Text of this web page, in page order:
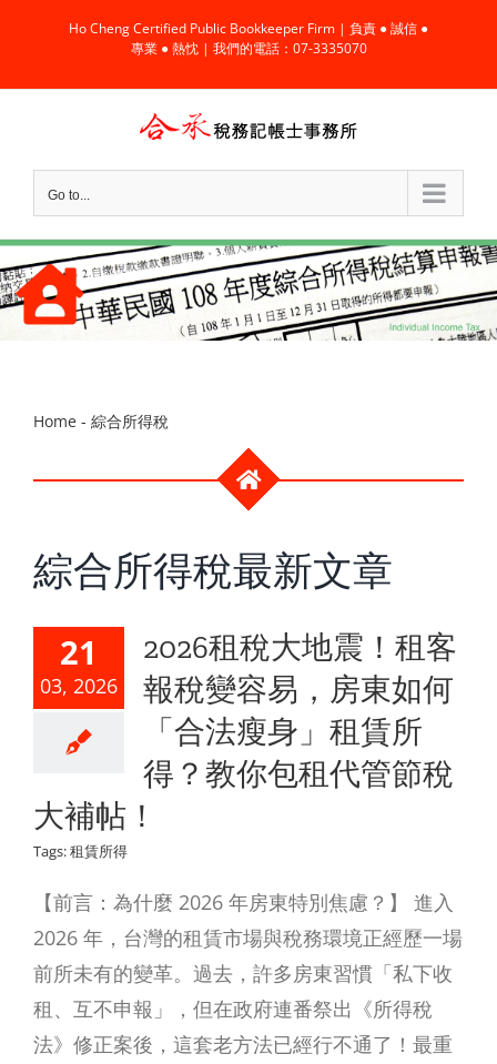
content
Ho Cheng Certified Public Bookkeeper Firm | 負責 ● 誠信 ●
專業 ● 熱忱 | 我們的電話：07-3335070
Go to...
Home- 綜合所得稅
綜合所得稅最新文章
21
03, 2026
2026租稅大地震！租客
報稅變容易，房東如何
「合法瘦身」租賃所
得？教你包租代管節稅
大補帖！
Tags:租賃所得
【前言：為什麼 2026 年房東特別焦慮？】 進入
2026 年，台灣的租賃市場與稅務環境正經歷一場
前所未有的變革。過去，許多房東習慣「私下收
租、互不申報」，但在政府連番祭出《所得稅
法》修正案後，這套老方法已經行不通了！最重